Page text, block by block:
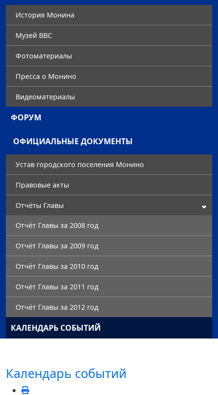
История Монина
Музей ВВС
Фотоматериалы
Преccа о Монино
Видеоматериалы
ФОРУМ
ОФИЦИАЛЬНЫЕ ДОКУМЕНТЫ
Устав городского поселения Монино
Правовые акты
Отчёты Главы
Отчёт Главы за 2008 год
Отчёт Главы за 2009 год
Отчёт Главы за 2010 год
Отчёт Главы за 2011 год
Отчёт Главы за 2012 год
КАЛЕНДАРЬ СОБЫТИЙ
Календарь событий